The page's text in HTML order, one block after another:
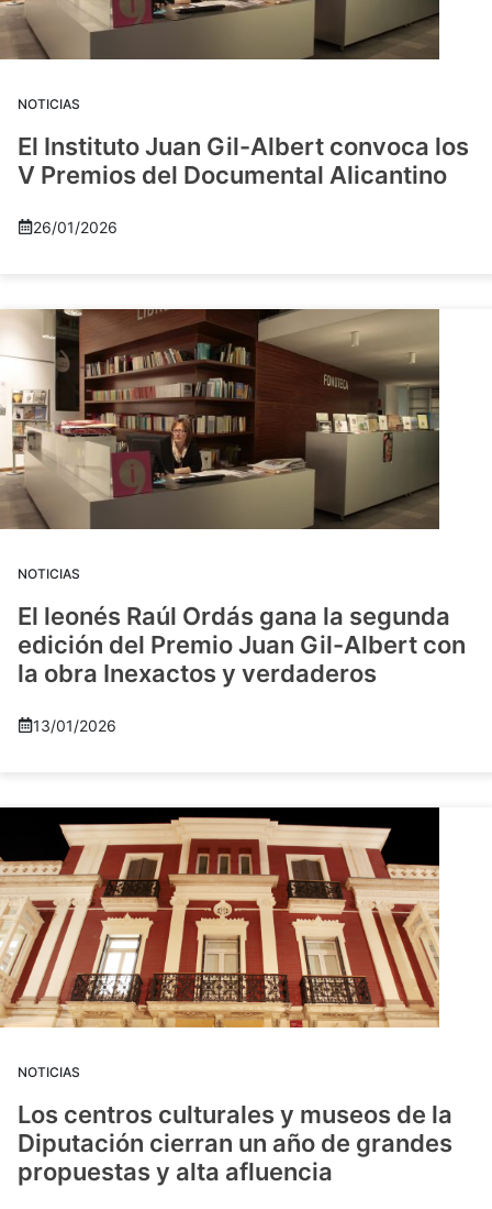
NOTICIAS
El Instituto Juan Gil-Albert convoca los
V Premios del Documental Alicantino
26/01/2026
NOTICIAS
El leonés Raúl Ordás gana la segunda
edición del Premio Juan Gil-Albert con
la obra Inexactos y verdaderos
13/01/2026
NOTICIAS
Los centros culturales y museos de la
Diputación cierran un año de grandes
propuestas y alta afluencia